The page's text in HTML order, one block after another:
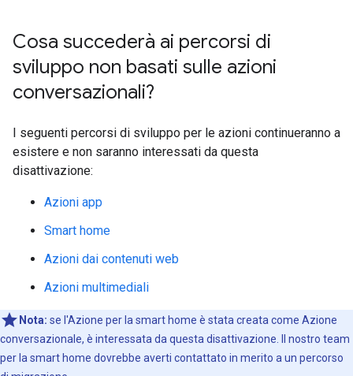
Cosa succederà ai percorsi di
sviluppo non basati sulle azioni
conversazionali?
I seguenti percorsi di sviluppo per le azioni continueranno a
esistere e non saranno interessati da questa
disattivazione:
Azioni app
Smart home
Azioni dai contenuti web
Azioni multimediali
Nota: se l'Azione per la smart home è stata creata come Azione
conversazionale, è interessata da questa disattivazione. Il nostro team
per la smart home dovrebbe averti contattato in merito a un percorso